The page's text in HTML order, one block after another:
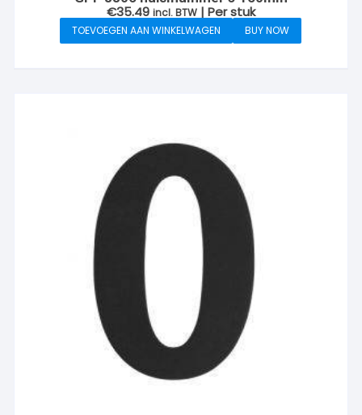
€35.49 incl. BTW | Per stuk
TOEVOEGEN AAN WINKELWAGEN BUY NOW